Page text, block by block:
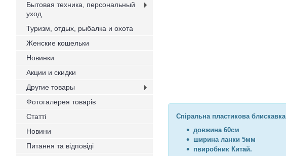
Спіральна пластикова блискавка
довжина 60см
ширина ланки 5мм
пвиробник Китай.
Бытовая техника, персональный
уход
Туризм, отдых, рыбалка и охота
Женские кошельки
Новинки
Акции и скидки
Другие товары
Фотогалерея товарів
Статті
Новини
Питання та відповіді